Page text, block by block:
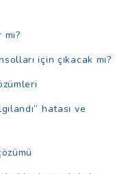
için çıkacak mı?
hatası ve